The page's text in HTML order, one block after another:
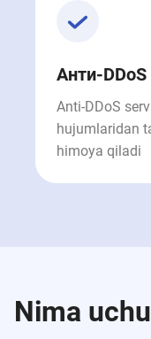
Анти-DDoS
Anti-DDoS
hujumlaridan
himoya qiladi
Nima